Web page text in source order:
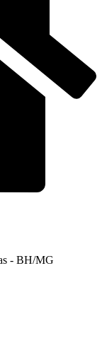
- BH/MG